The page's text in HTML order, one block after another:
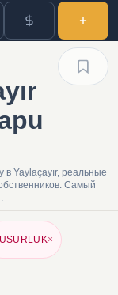
Yaylaçayır, реальные
Самый
×